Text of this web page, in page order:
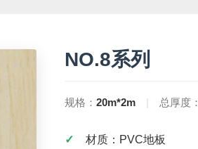
NO.8系列
规格： 20m*2m 总厚度：
材质：PVC地板